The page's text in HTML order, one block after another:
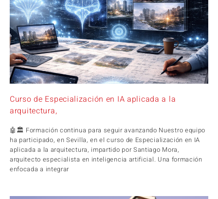
Curso de Especialización en IA aplicada a la
arquitectura,
🤖🏛️ Formación continua para seguir avanzando Nuestro equipo
ha participado, en Sevilla, en el curso de Especialización en IA
aplicada a la arquitectura, impartido por Santiago Mora,
arquitecto especialista en inteligencia artificial. Una formación
enfocada a integrar